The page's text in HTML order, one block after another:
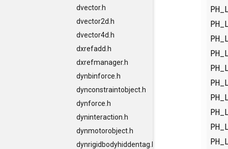
dvector.h
dvector2d.h
dvector4d.h
dxrefadd.h
dxrefmanager.h
dynbinforce.h
dynconstraintobject.h
dynforce.h
dyninteraction.h
dynmotorobject.h
dynrigidbodyhiddentag.h